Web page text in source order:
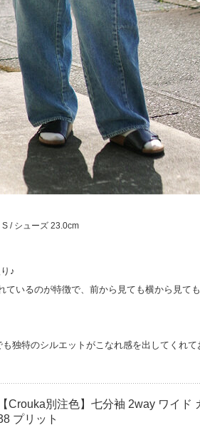
/ シューズ 23.0cm
♪
ているのが特徴で、前から見ても横から見て
独特のシルエットがこなれ感を出してくれて
Crouka別注色】七分袖 2way ワイド
プリット